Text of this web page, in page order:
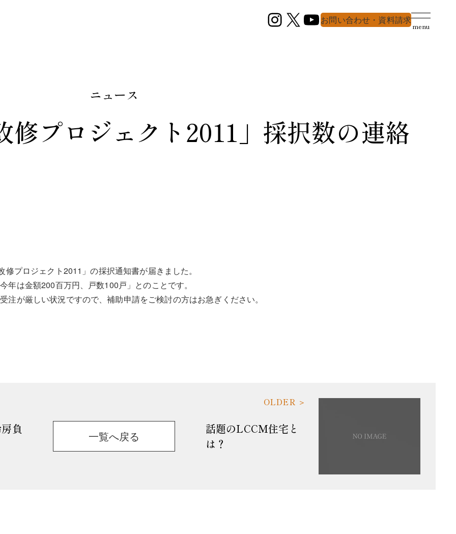
Instagram
X YouTube
お問い合わせ・資料請求
menu
ニュース
修プロジェクト2011」採択数の連絡
プロジェクト2011」の採択通知書が届きました。
年は金額200百万円、戸数100戸」とのことです。
注が厳しい状況ですので、補助申請をご検討の方はお急ぎください。
負
話題のLCCM住宅と
は？
一覧へ戻る